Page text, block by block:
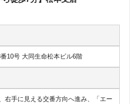
10号 大同生命松本ビル6階
右手に見える交番方向へ進み、「エー